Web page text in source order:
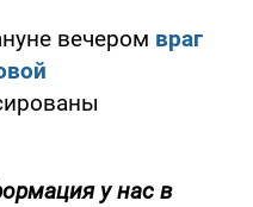
вечером враг
у нас в